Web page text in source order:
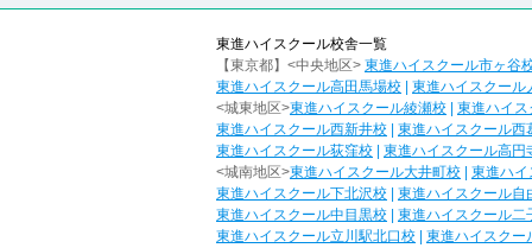
東進ハイスクール校舎一覧
【東京都】<中央地区> 東進ハイスクール市ヶ谷
東進ハイスクール高田馬場校
東進ハイスクール
<城東地区>東進ハイスクール綾瀬校
東進ハイ
東進ハイスクール西新井校
東進ハイスクール西
東進ハイスクール荻窪校
東進ハイスクール高円
<城南地区>東進ハイスクール大井町校
東進ハイ
東進ハイスクール下北沢校
東進ハイスクール自
東進ハイスクール中目黒校
東進ハイスクール二
東進ハイスクール立川駅北口校
東進ハイスクー